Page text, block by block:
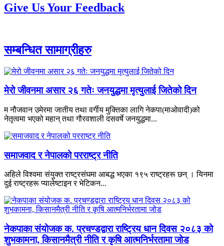
Give Us Your Feedback
सम्बन्धित सामाग्रीहरु
मेरो जीवनमा असार २६ गतेः जनयुद्धमा मृत्युलाई जितेको दिन
म नौजवान उमेरमा जातीय तथा वर्गीय मुक्तिका लागि नेकपा(माओवादी)को
नेतृत्वमा भएको महान् तथा गौरवशाली दसवर्षे जनयुद्धमा...
समाजवाद र नेपालको परराष्ट्र नीति
अहिले विश्वमा संयुक्त राष्ट्रसंघमा आबद्ध भएका १९५ राष्ट्रहरू छन् । यिनमा
दुई राष्ट्रहरू प्यालेष्टाइन र भेटिकन...
नेकपाका संयोजक क. प्रचण्डद्वारा राष्ट्रिय धान दिवस २०८३ को
शुभकामना, किसानमैत्री नीति र कृषि आत्मनिर्भरतामा जोड